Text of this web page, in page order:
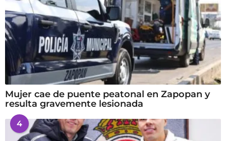
Mujer cae de puente peatonal en Zapopan y
resulta gravemente lesionada
4